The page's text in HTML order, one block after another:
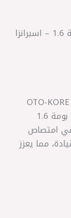
طقم مساعدين أمامي عالي الجودة من OTO-KORE
الكورية، مصمم خصيصًا لموديلات لانسر بومة 1.6
في امتصاص
مما يعزز